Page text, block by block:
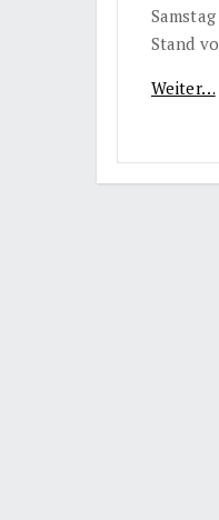
Stand
Weiter…